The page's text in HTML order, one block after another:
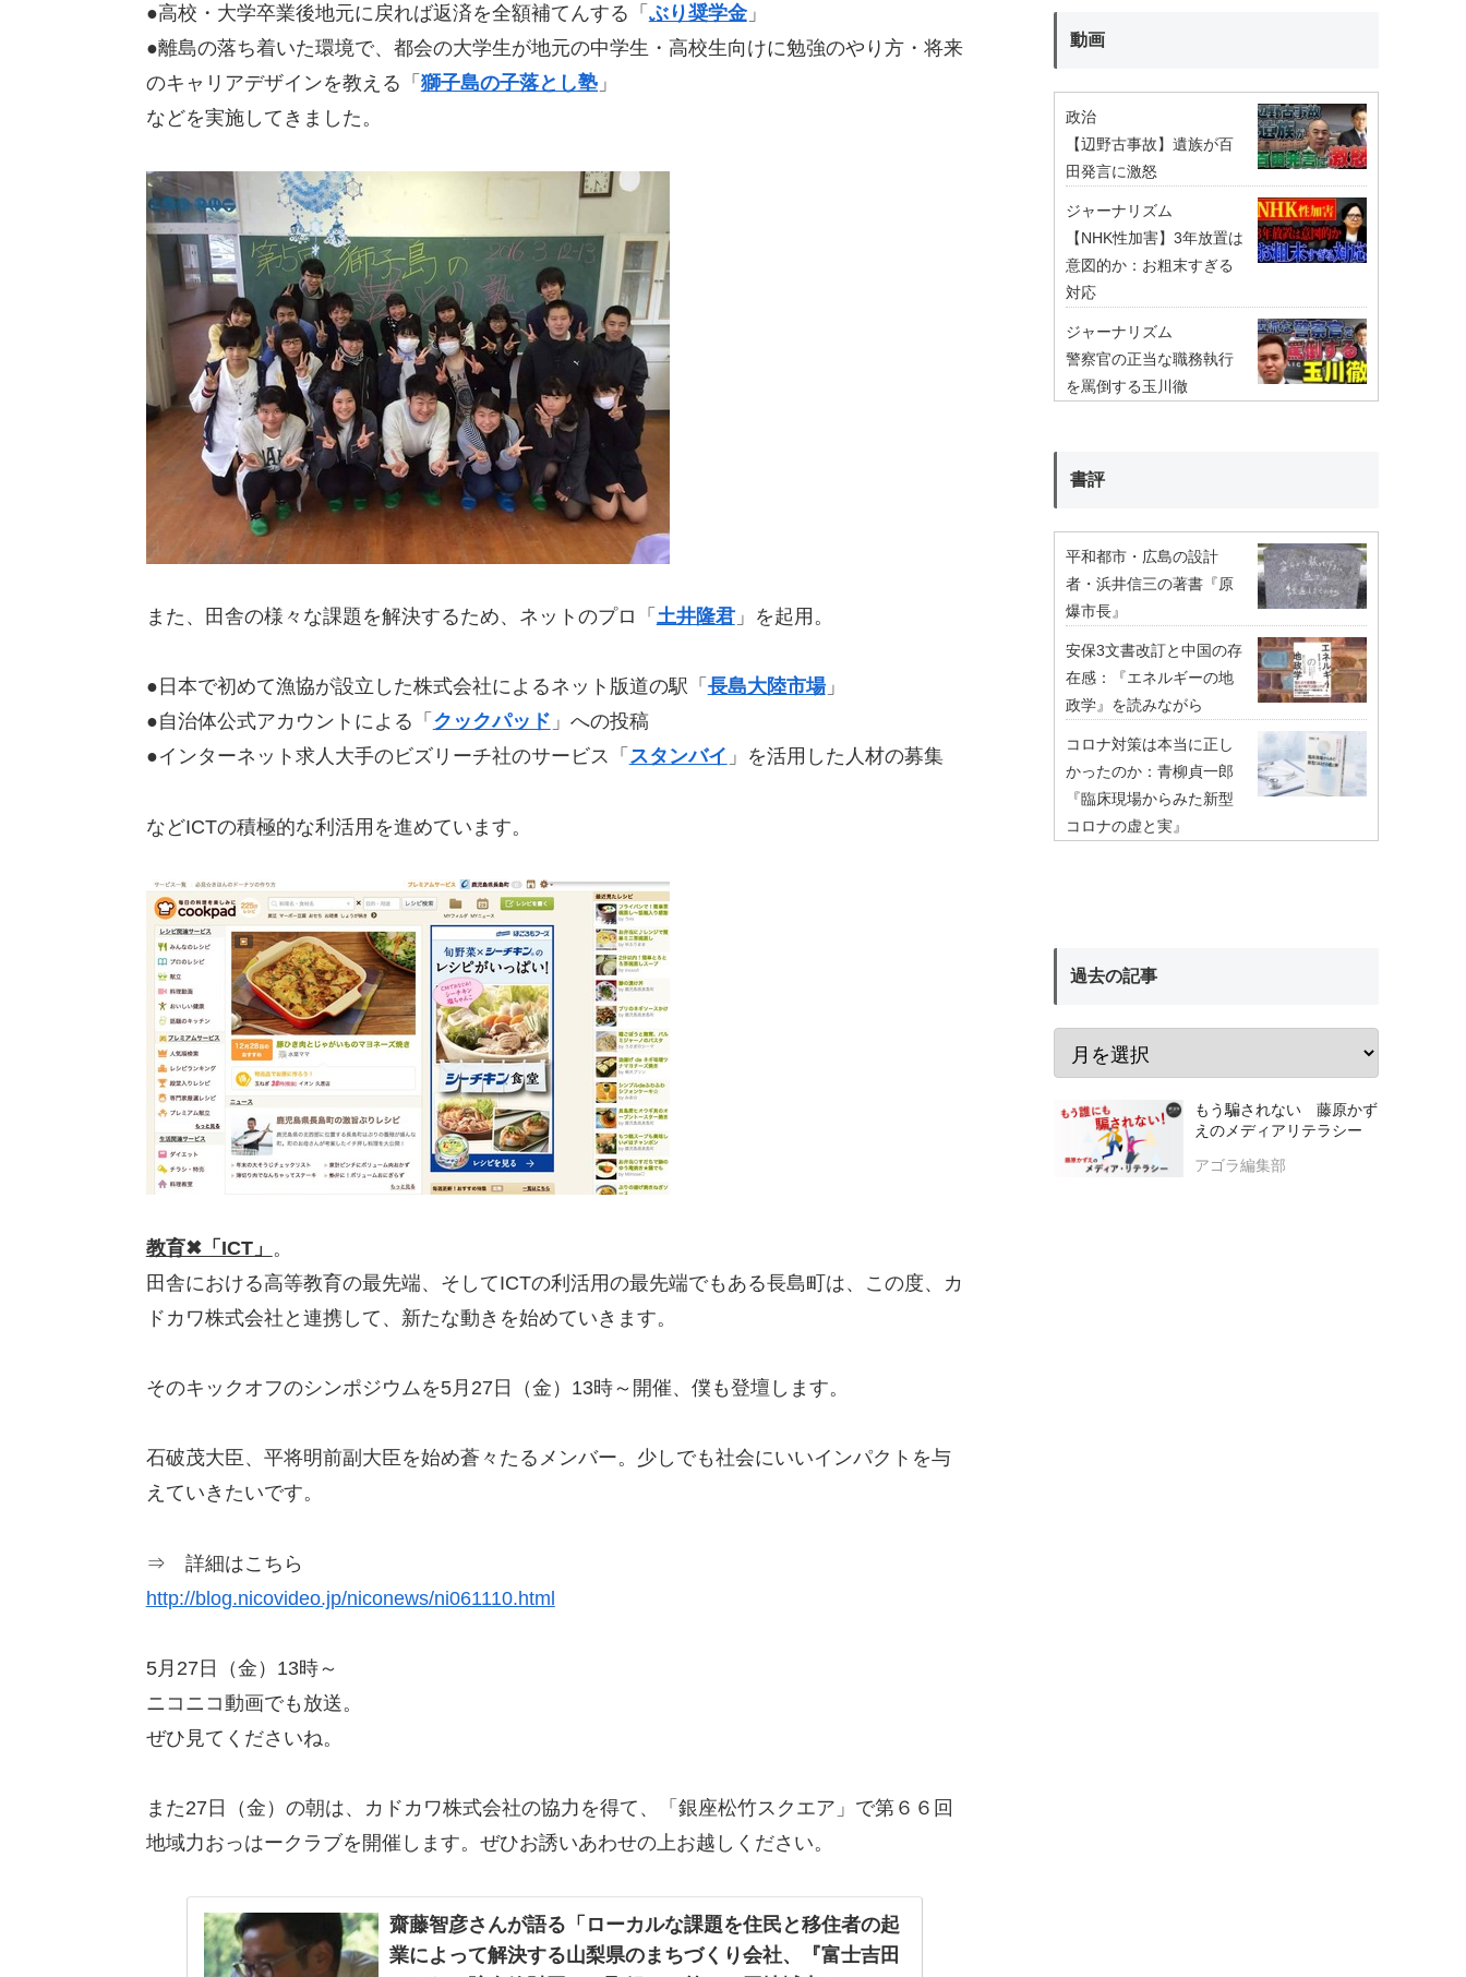
●高校・大学卒業後地元に戻れば返済を全額補てんする「 ぶり奨学金」
●離島の落ち着いた環境で、都会の大学生が地元の中学生・高校生向けに勉強のやり方・将来
のキャリアデザインを教える「 獅子島の子落とし塾」
などを実施してきました。
また、田舎の様々な課題を解決するため、ネットのプロ「 土井隆君」を起用。
●日本で初めて漁協が設立した株式会社によるネット版道の駅「 長島大陸市場」
●自治体公式アカウントによる「 クックパッド 」への投稿
●インターネット求人大手のビズリーチ社のサービス「 スタンバイ 」を活用した人材の募集
などICTの積極的な利活用を進めています。
教育✖「ICT」 。
田舎における高等教育の最先端、そしてICTの利活用の最先端でもある長島町は、この度、カ
ドカワ株式会社と連携して、新たな動きを始めていきます。
そのキックオフのシンポジウムを5月27日（金）13時～開催、僕も登壇します。
石破茂大臣、平将明前副大臣を始め蒼々たるメンバー。少しでも社会にいいインパクトを与
えていきたいです。
⇒ 詳細はこちら
http://blog.nicovideo.jp/niconews/ni061110.html
5月27日（金）13時～
ニコニコ動画でも放送。
ぜひ見てくださいね。
また27日（金）の朝は、カドカワ株式会社の協力を得て、「銀座松竹スクエア」で第６６回
地域力おっはークラブを開催します。ぜひお誘いあわせの上お越しください。
齋藤智彦さんが語る「ローカルな課題を住民と移住者の起
業によって解決する山梨県のまちづくり会社、『富士吉田
動画
政治
【辺野古事故】遺族が百
田発言に激怒
ジャーナリズム
【NHK性加害】3年放置は
意図的か：お粗末すぎる
対応
ジャーナリズム
警察官の正当な職務執行
を罵倒する玉川徹
書評
平和都市・広島の設計
者・浜井信三の著書『原
爆市長』
安保3文書改訂と中国の存
在感：『エネルギーの地
政学』を読みながら
コロナ対策は本当に正し
かったのか：青柳貞一郎
『臨床現場からみた新型
コロナの虚と実』
過去の記事
もう騙されない 藤原かず
えのメディアリテラシー
アゴラ編集部